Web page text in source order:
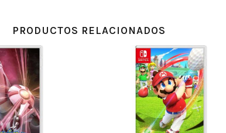
PRODUCTOS RELACIONADOS